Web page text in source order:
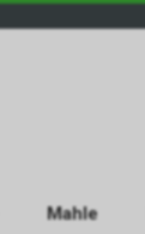
Mahle